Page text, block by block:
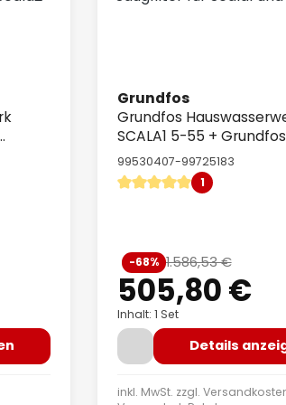
5 von 5 Sternen
Grundfos
Grundfos
SCALA1 5-55 + Grundfos
Saugfilter für Scala1 und
99530407-99725183
Durchschnittliche
1
Verkaufspreis:
505,80 €
1.586,53 €
-68%
Inhalt: 1 Set
Details
inkl. MwSt. zzgl.